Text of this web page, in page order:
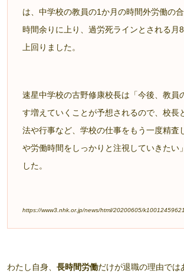
は、中学校の教員の1か月の時間外労働の
時間余りに上り、過労死ラインとされる月
上回りました。
速星中学校の古野修康校長は「今後、教員
す増えていくことが予想されるので、校長
法や行事など、学校の仕事をもう一度精査
や労働時間をしっかりと注視していきたい
した。
https://www3.nhk.or.jp/news/html/20200605/
わたし自身、 長時間労働だけが退職の理由では